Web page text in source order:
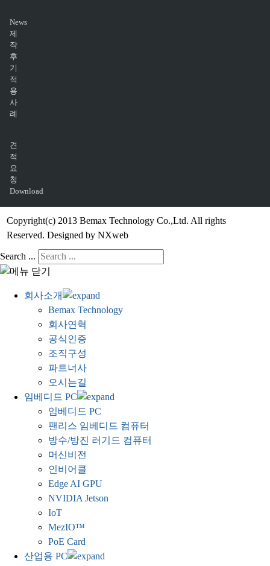
News
제
작
후
기
적
용
사
례
견
적
요
청
Download
Copyright(c) 2013 Bemax Technology Co.,Ltd. All rights
Reserved. Designed by NXweb
Search ...
회사소개
Bemax Technology
회사연혁
공식인증
조직구성
파트너사
오시는길
임베디드 PC
임베디드 PC
팬리스 임베디드 컴퓨터
방수/방진 러기드 컴퓨터
머신비전
인비어클
Edge AI GPU
NVIDIA Jetson
IoT
MezIO™
PoE Card
산업용 PC